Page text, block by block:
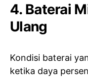
4. Baterai
Ulang
Kondisi baterai
ketika daya